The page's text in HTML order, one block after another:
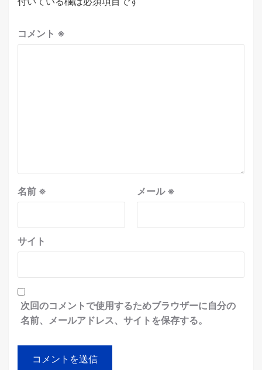
コメント ※
名前 ※ メール※
サイト
次回のコメントで使用するためブラウザーに自分の
名前、メールアドレス、サイトを保存する。